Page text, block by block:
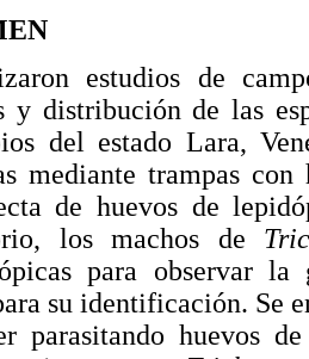
estudios de
y distribución de las
del estado Lara,
mediante trampas
de huevos de
los machos de
para observar
su identificación. Se
parasitando huevos